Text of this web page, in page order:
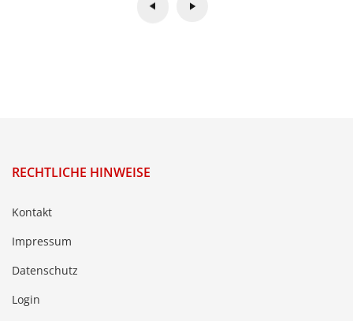
RECHTLICHE HINWEISE
Kontakt
Impressum
Datenschutz
Login